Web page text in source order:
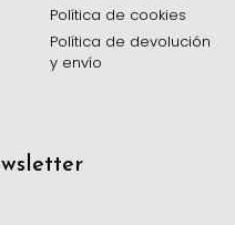
Política de cookies
Política de devolución
y envío